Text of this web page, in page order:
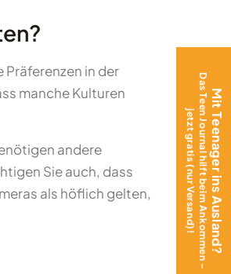
in der
manche Kulturen
andere
Sie auch, dass
als höflich gelten,
Mit Teenager ins Ausland?
Das Teen Journal hilft beim Ankommen –
jetzt gratis (nur Versand)!